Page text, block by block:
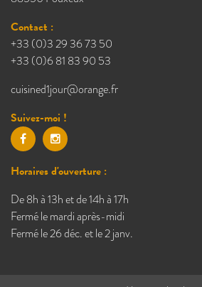
Contact :
+33 (0)3 29 36 73 50
+33 (0)6 81 83 90 53
cuisined1jour@orange.fr
Suivez-moi !
Horaires d'ouverture :
De 8h à 13h et de 14h à 17h
Fermé le mardi après-midi
Fermé le 26 déc. et le 2 janv.